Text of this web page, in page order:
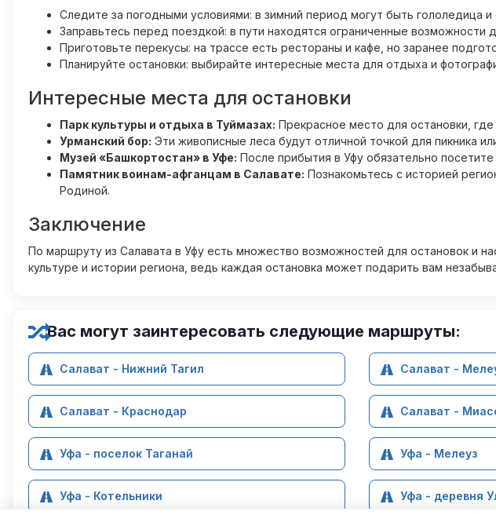
Следите за погодными условиями: в зимний период могут быть гололедица и
Заправьтесь перед поездкой: в пути находятся ограниченные возможности
Приготовьте перекусы: на трассе есть рестораны и кафе, но заранее
Планируйте остановки: выбирайте интересные места для отдыха и
Интересные места для остановки
Парк культуры и отдыха в Туймазах: Прекрасное место для остановки,
Урманский бор: Эти живописные леса будут отличной точкой для пикника
Музей «Башкортостан» в Уфе: После прибытия в Уфу обязательно
Памятник воинам-афганцам в Салавате: Познакомьтесь с историей
Родиной.
Заключение
По маршруту из Салавата в Уфу есть множество возможностей для остановок и
культуре и истории региона, ведь каждая остановка может подарить вам
Вас могут заинтересовать следующие маршруты:
Салават - Нижний Тагил Салават -
Салават - Краснодар Салават -
Уфа - поселок Таганай Уфа - Мелеуз
Уфа - Котельники Уфа - деревня